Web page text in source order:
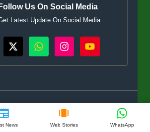
News Web Stories WhatsApp
Follow Us On Social Media
Latest Update On Social Media